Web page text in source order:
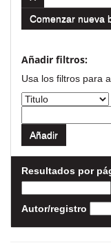
Comenzar nueva
Añadir filtros:
Usa los filtros para
Resultados por
Autor/registro